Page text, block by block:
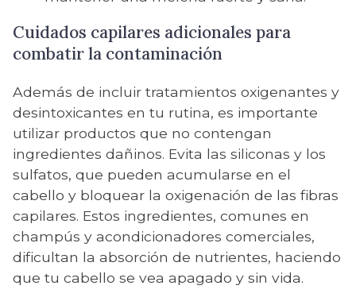
Cuidados capilares adicionales para
combatir la contaminación
Además de incluir tratamientos oxigenantes y
desintoxicantes en tu rutina, es importante
utilizar productos que no contengan
ingredientes dañinos. Evita las siliconas y los
sulfatos, que pueden acumularse en el
cabello y bloquear la oxigenación de las fibras
capilares. Estos ingredientes, comunes en
champús y acondicionadores comerciales,
dificultan la absorción de nutrientes, haciendo
que tu cabello se vea apagado y sin vida.